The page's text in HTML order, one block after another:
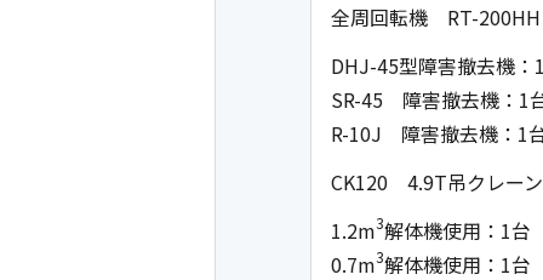
全周回転機 RT-
DHJ-45型障害撤去機：
SR-45 障害撤去機：1
R-10J 障害撤去機：1
CK120 4.9T吊クレー
1.2m3解体機使用：1台
0.7m3解体機使用：1台